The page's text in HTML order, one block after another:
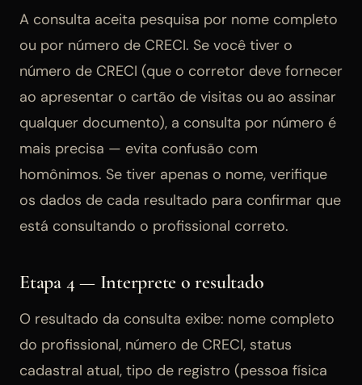
A consulta aceita pesquisa por nome completo
ou por número de CRECI. Se você tiver o
número de CRECI (que o corretor deve fornecer
ao apresentar o cartão de visitas ou ao assinar
qualquer documento), a consulta por número é
mais precisa — evita confusão com
homônimos. Se tiver apenas o nome, verifique
os dados de cada resultado para confirmar que
está consultando o profissional correto.
Etapa 4 — Interprete o resultado
O resultado da consulta exibe: nome completo
do profissional, número de CRECI, status
cadastral atual, tipo de registro (pessoa física